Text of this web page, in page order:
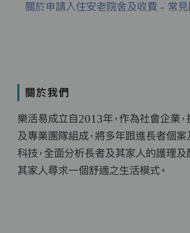
關於申請入住安老院舍及收費 - 常見
關於我們
樂活易成立自2013年，作為社會企業
及專業團隊組成，將多年跟進長者個
科技，全面分析長者及其家人的護理
其家人尋求一個舒適之生活模式。